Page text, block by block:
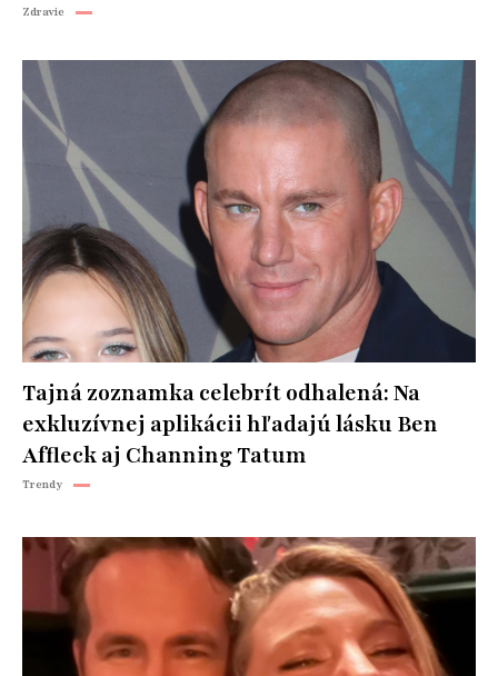
Zdravie
Tajná zoznamka celebrít odhalená: Na
exkluzívnej aplikácii hľadajú lásku Ben
Affleck aj Channing Tatum
Trendy